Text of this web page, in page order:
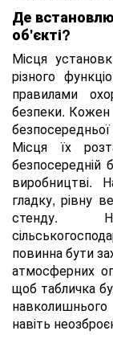
Де
об'єкті?
Місця
різного
правилами
безпеки. Кожен
Місця їх
безпосередній
виробництві.
гладку, рівну
стенду.
повинна бути
атмосферних
щоб табличка
навколишнього
навіть